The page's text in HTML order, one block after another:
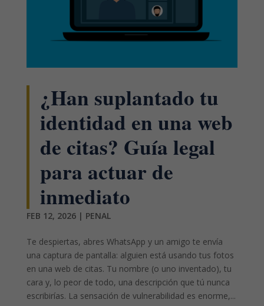
¿Han suplantado tu
identidad en una web
de citas? Guía legal
para actuar de
inmediato
FEB 12, 2026| PENAL
Te despiertas, abres WhatsApp y un amigo te envía
una captura de pantalla: alguien está usando tus fotos
en una web de citas. Tu nombre (o uno inventado), tu
cara y, lo peor de todo, una descripción que tú nunca
escribirías. La sensación de vulnerabilidad es enorme,...